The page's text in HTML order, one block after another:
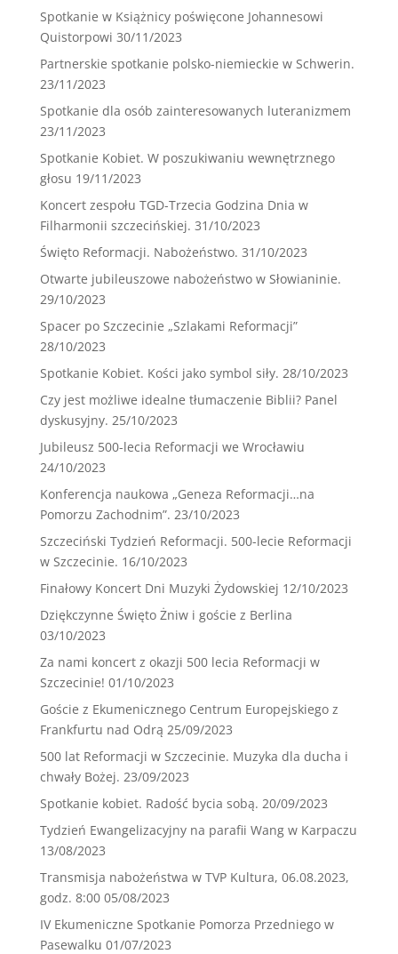
Spotkanie w Książnicy poświęcone Johannesowi
Quistorpowi 30/11/2023
Partnerskie spotkanie polsko-niemieckie w Schwerin.
23/11/2023
Spotkanie dla osób zainteresowanych luteranizmem
23/11/2023
Spotkanie Kobiet. W poszukiwaniu wewnętrznego
głosu 19/11/2023
Koncert zespołu TGD-Trzecia Godzina Dnia w
Filharmonii szczecińskiej. 31/10/2023
Święto Reformacji. Nabożeństwo. 31/10/2023
Otwarte jubileuszowe nabożeństwo w Słowianinie.
29/10/2023
Spacer po Szczecinie „Szlakami Reformacji”
28/10/2023
Spotkanie Kobiet. Kości jako symbol siły. 28/10/2023
Czy jest możliwe idealne tłumaczenie Biblii? Panel
dyskusyjny. 25/10/2023
Jubileusz 500-lecia Reformacji we Wrocławiu
24/10/2023
Konferencja naukowa „Geneza Reformacji…na
Pomorzu Zachodnim”. 23/10/2023
Szczeciński Tydzień Reformacji. 500-lecie Reformacji
w Szczecinie. 16/10/2023
Finałowy Koncert Dni Muzyki Żydowskiej 12/10/2023
Dziękczynne Święto Żniw i goście z Berlina
03/10/2023
Za nami koncert z okazji 500 lecia Reformacji w
Szczecinie! 01/10/2023
Goście z Ekumenicznego Centrum Europejskiego z
Frankfurtu nad Odrą 25/09/2023
500 lat Reformacji w Szczecinie. Muzyka dla ducha i
chwały Bożej. 23/09/2023
Spotkanie kobiet. Radość bycia sobą. 20/09/2023
Tydzień Ewangelizacyjny na parafii Wang w Karpaczu
13/08/2023
Transmisja nabożeństwa w TVP Kultura, 06.08.2023,
godz. 8:00 05/08/2023
IV Ekumeniczne Spotkanie Pomorza Przedniego w
Pasewalku 01/07/2023